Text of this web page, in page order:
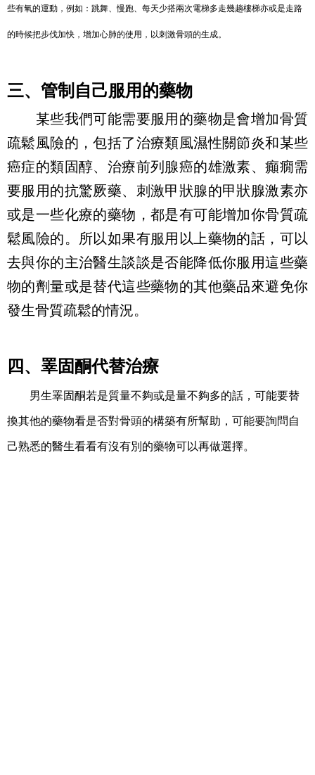
些有氧的運動，例如：跳舞、慢跑、每天少搭兩次電梯多走幾趟樓梯亦或是走路
的時候把步伐加快，增加心肺的使用，以刺激骨頭的生成。
三、管制自己服用的藥物
某些我們可能需要服用的藥物是會增加骨質
疏鬆風險的，包括了治療類風濕性關節炎和某些
癌症的類固醇、治療前列腺癌的雄激素、癲癇需
要服用的抗驚厥藥、刺激甲狀腺的甲狀腺激素亦
或是一些化療的藥物，都是有可能增加你骨質疏
鬆風險的。所以如果有服用以上藥物的話，可以
去與你的主治醫生談談是否能降低你服用這些藥
物的劑量或是替代這些藥物的其他藥品來避免你
發生骨質疏鬆的情況。
四、睪固酮代替治療
男生睪固酮若是質量不夠或是量不夠多的話，可能要替
換其他的藥物看是否對骨頭的構築有所幫助，可能要詢問自
己熟悉的醫生看看有沒有別的藥物可以再做選擇。